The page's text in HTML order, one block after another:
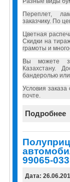
Переплет,
заказчику. По
Цветная
Скидки на
грамоты и
Вы можете
Казахстану.
бандеролью
Условия заказа
почте.
Подробнее
99065-
Дата: